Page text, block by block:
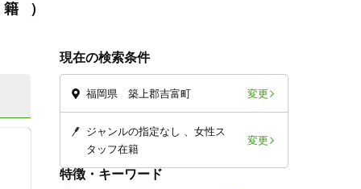
籍
現在の検索条件
福岡県 築上郡吉富町 変更
ジャンルの指定なし
女性ス
タッフ在籍
変更
特徴・キーワード